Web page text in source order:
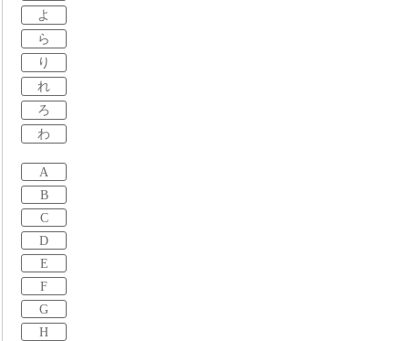
よ
ら
り
れ
ろ
わ
A
B
C
D
E
F
G
H